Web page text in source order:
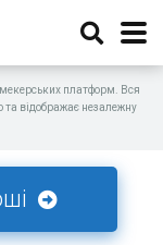
платформ. Вся
відображає незалежну